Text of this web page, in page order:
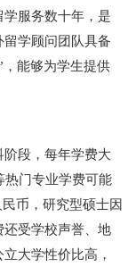
服务数十年，是
学顾问团队具备
能够为学生提供
段，每年学费大
热门专业学费可能
币，研究型硕士因
受学校声誉、地
大学性价比高，